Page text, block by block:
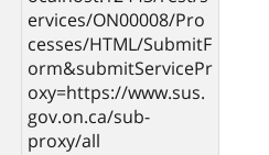
ervices/ON00008/Pro
cesses/HTML/SubmitF
orm&submitServicePr
oxy=https://www.sus.
gov.on.ca/sub-
proxy/all